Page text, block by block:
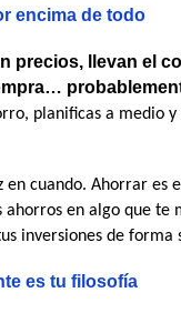
encima de todo
precios, llevan el
planificas a medio
cuando. Ahorrar es
en algo que te
inversiones de
es tu filosofía